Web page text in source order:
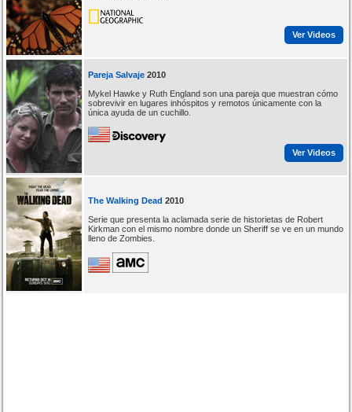
Ver Videos
Pareja Salvaje 2010
Mykel Hawke y Ruth England son una pareja que muestran cómo
sobrevivir en lugares inhóspitos y remotos únicamente con la
única ayuda de un cuchillo.
Ver Videos
The Walking Dead 2010
Serie que presenta la aclamada serie de historietas de Robert
Kirkman con el mismo nombre donde un Sheriff se ve en un mundo
lleno de Zombies.